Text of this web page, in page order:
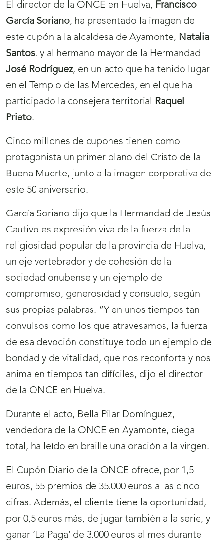
El director de la ONCE en Huelva, Francisco
García Soriano, ha presentado la imagen de
este cupón a la alcaldesa de Ayamonte, Natalia
Santos, y al hermano mayor de la Hermandad
José Rodríguez, en un acto que ha tenido lugar
en el Templo de las Mercedes, en el que ha
participado la consejera territorial Raquel
Prieto.
Cinco millones de cupones tienen como
protagonista un primer plano del Cristo de la
Buena Muerte, junto a la imagen corporativa de
este 50 aniversario.
García Soriano dijo que la Hermandad de Jesús
Cautivo es expresión viva de la fuerza de la
religiosidad popular de la provincia de Huelva,
un eje vertebrador y de cohesión de la
sociedad onubense y un ejemplo de
compromiso, generosidad y consuelo, según
sus propias palabras. “Y en unos tiempos tan
convulsos como los que atravesamos, la fuerza
de esa devoción constituye todo un ejemplo de
bondad y de vitalidad, que nos reconforta y nos
anima en tiempos tan difíciles, dijo el director
de la ONCE en Huelva.
Durante el acto, Bella Pilar Domínguez,
vendedora de la ONCE en Ayamonte, ciega
total, ha leído en braille una oración a la virgen.
El Cupón Diario de la ONCE ofrece, por 1,5
euros, 55 premios de 35.000 euros a las cinco
cifras. Además, el cliente tiene la oportunidad,
por 0,5 euros más, de jugar también a la serie, y
ganar ‘La Paga’ de 3.000 euros al mes durante